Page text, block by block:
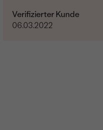
Verifizierter Kunde
06.03.2022